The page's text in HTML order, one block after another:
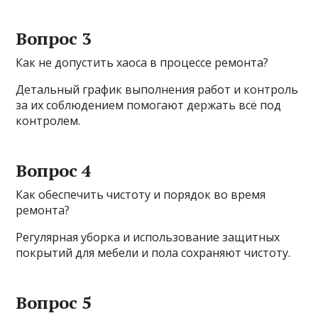
Вопрос 3
Как не допустить хаоса в процессе ремонта?
Детальный график выполнения работ и контроль
за их соблюдением помогают держать всё под
контролем.
Вопрос 4
Как обеспечить чистоту и порядок во время
ремонта?
Регулярная уборка и использование защитных
покрытий для мебели и пола сохраняют чистоту.
Вопрос 5